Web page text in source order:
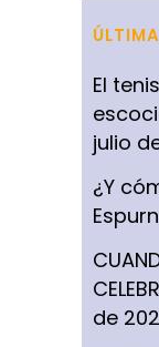
El
julio
¿Y
de